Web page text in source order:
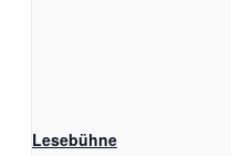
Lesebühne